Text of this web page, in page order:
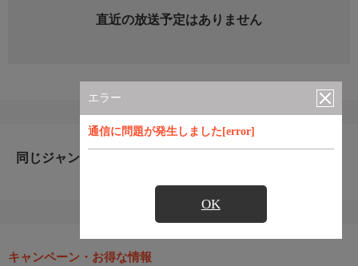
エラー
通信に問題が発生しました[error]
OK
直近の放送予定はありません
同じジャンルのおすすめ番組
キャンペーン・お得な情報